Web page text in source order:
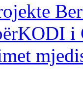
KODI i